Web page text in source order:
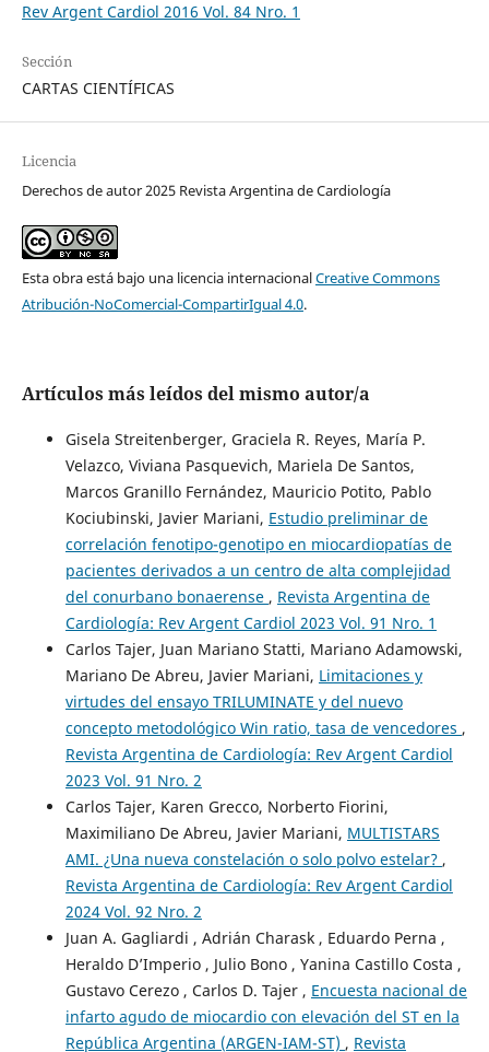
Rev Argent Cardiol 2016 Vol. 84 Nro. 1
Sección
CARTAS CIENTÍFICAS
Licencia
Derechos de autor 2025 Revista Argentina de Cardiología
Esta obra está bajo una licencia internacionalCreative Commons
Atribución-NoComercial-CompartirIgual 4.0.
Artículos más leídos del mismo autor/a
Gisela Streitenberger, Graciela R. Reyes, María P.
Velazco, Viviana Pasquevich, Mariela De Santos,
Marcos Granillo Fernández, Mauricio Potito, Pablo
Kociubinski, Javier Mariani, Estudio preliminar de
correlación fenotipo-genotipo en miocardiopatías de
pacientes derivados a un centro de alta complejidad
del conurbano bonaerense , Revista Argentina de
Cardiología: Rev Argent Cardiol 2023 Vol. 91 Nro. 1
Carlos Tajer, Juan Mariano Statti, Mariano Adamowski,
Mariano De Abreu, Javier Mariani, Limitaciones y
virtudes del ensayo TRILUMINATE y del nuevo
concepto metodológico Win ratio, tasa de vencedores ,
Revista Argentina de Cardiología: Rev Argent Cardiol
2023 Vol. 91 Nro. 2
Carlos Tajer, Karen Grecco, Norberto Fiorini,
Maximiliano De Abreu, Javier Mariani, MULTISTARS
AMI. ¿Una nueva constelación o solo polvo estelar? ,
Revista Argentina de Cardiología: Rev Argent Cardiol
2024 Vol. 92 Nro. 2
Juan A. Gagliardi , Adrián Charask , Eduardo Perna ,
Heraldo D’Imperio , Julio Bono , Yanina Castillo Costa ,
Gustavo Cerezo , Carlos D. Tajer , Encuesta nacional de
infarto agudo de miocardio con elevación del ST en la
República Argentina (ARGEN-IAM-ST) , Revista